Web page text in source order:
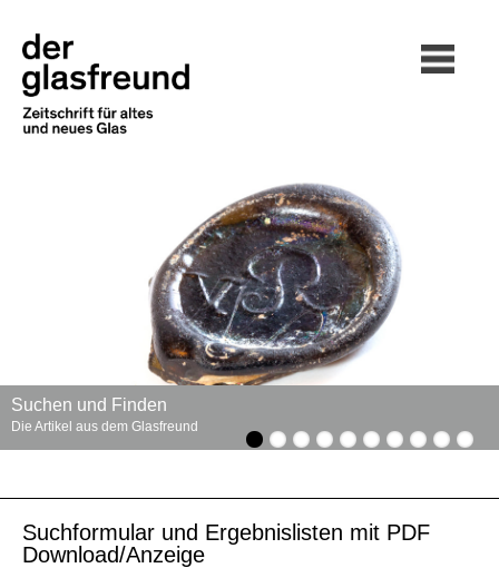
Suchen und Finden
Die Artikel aus dem Glasfreund
Suchformular und Ergebnislisten mit PDF
Download/Anzeige